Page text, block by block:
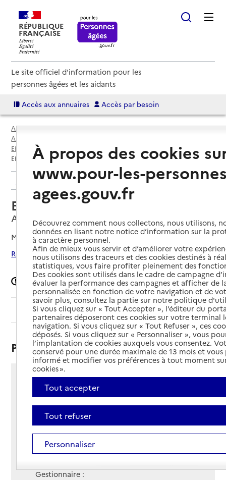
RÉPUBLIQUE
FRANÇAISE
Le site officiel d'information pour les
personnes âgées et les aidants
Accès aux annuaires Accès par besoin
Accueil
Espace annuaire
Annuaire EHPAD et maisons de retraite
EHPAD par département
Jura (39)
EHPAD Notre Maison
Retour aux résultats de l'annuaire
EHPAD Notre Maison
Aromas, JURA
Mis à jour le22/10/2024
Rechercher les établissements autour de Aromas
Signaler une erreur
Sommaire
Présentation
MARSONNAS
39240 - Aromas
Voir itinéraire
Téléphone :
04 74 50 72 21
Contact
Contact
Gestionnaire :
À propos des cookies
www.pour-les-
agees.gouv.fr
Découvrez comment nous collectons, nous utilisons,
données en lisant notre notice d’information sur la
à caractère personnel.
Afin de mieux vous servir et d’améliorer votre
nous utilisons des traceurs et des cookies destinés à
statistiques, vous faire profiter pleinement des
Des cookies sont utilisés dans le cadre de campagne
évaluer la performance des campagnes et afficher de
personnalisée en fonction de votre navigation et de
savoir plus, consultez la partie sur notre politique
Si vous cliquez sur « Tout Accepter », l’éditeur du
partenaires déposeront ces cookies sur votre terminal
navigation. Si vous cliquez sur « Tout Refuser », ces
déposés. Si vous cliquez sur « Personnaliser », vous
l’implantation de cookies auxquels vous consentez.
conservé pour une durée maximale de 13 mois et
informé et modifier vos préférences à tout moment
cookies ».
Tout accepter
Tout refuser
Personnaliser